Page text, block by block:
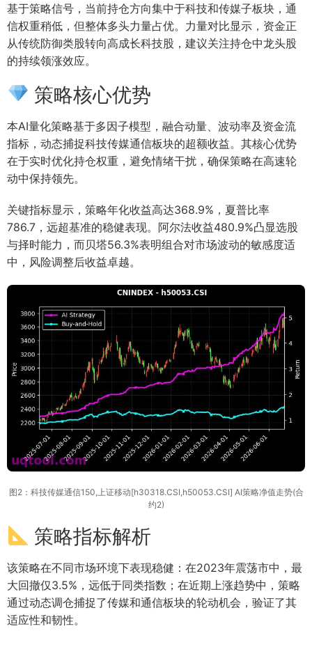
基于策略信号，当前持仓方向集中于科技和传媒子板块，通
信权重稍低，但整体多头力量占优。力量对比显示，资金正
从传统防御类股转向高成长科技股，建议关注持仓中龙头股
的持续领涨效应。
策略核心优势
本AI量化策略基于多因子模型，融合动量、波动率及资金流
指标，动态捕捉科技传媒通信板块的超额收益。其核心优势
在于实时优化持仓权重，避免情绪干扰，确保策略在高速轮
动中保持领先。
关键指标显示，策略年化收益高达368.9%，夏普比率
786.7，远超基准的稳健表现。阿尔法收益480.9%凸显选股
与择时能力，而贝塔56.3%表明组合对市场波动的敏感度适
中，风险调整后收益卓越。
图2：科技传媒通信150,上证移动[h30318.CSI,h50053.CSI] AI策略净值走势(合
约2)
策略指标解析
该策略在不同市场环境下表现稳健：在2023年震荡市中，最
大回撤仅3.5%，远低于同类指数；在近期上涨趋势中，策略
通过动态调仓捕捉了传媒和通信板块的轮动机会，验证了其
适应性和韧性。